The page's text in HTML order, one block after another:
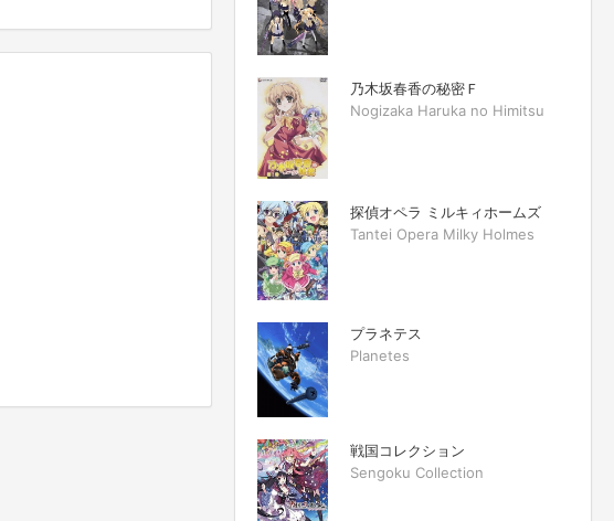
乃木坂春香の秘密Ｆ
Nogizaka Haruka no Himitsu
探偵オペラ ミルキィホームズ
Tantei Opera Milky Holmes
プラネテス
Planetes
戦国コレクション
Sengoku Collection